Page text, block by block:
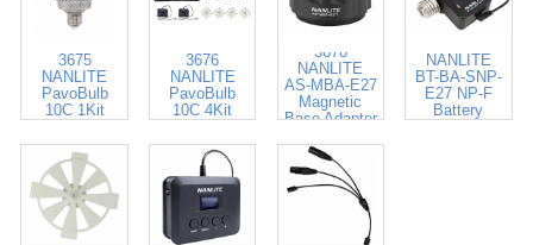
3675
NANLITE
PavoBulb
10C 1Kit
3676
NANLITE
PavoBulb
10C 4Kit
3678
NANLITE
AS-MBA-E27
Magnetic
Base Adapter
NANLITE
BT-BA-SNP-
E27 NP-F
Battery